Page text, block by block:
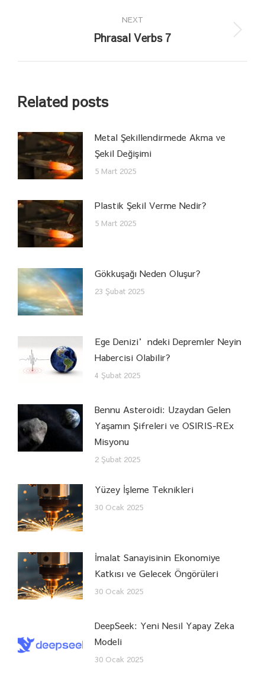
NEXT
Next
Phrasal Verbs 7
Related posts
Metal Şekillendirmede Akma ve
Şekil Değişimi
5 Mart 2025
Plastik Şekil Verme Nedir?
5 Mart 2025
Gökkuşağı Neden Oluşur?
23 Şubat 2025
Ege Denizi’ndeki Depremler Neyin
Habercisi Olabilir?
4 Şubat 2025
Bennu Asteroidi: Uzaydan Gelen
Yaşamın Şifreleri ve OSIRIS-REx
Misyonu
2 Şubat 2025
Yüzey İşleme Teknikleri
30 Ocak 2025
İmalat Sanayisinin Ekonomiye
Katkısı ve Gelecek Öngörüleri
30 Ocak 2025
DeepSeek: Yeni Nesil Yapay Zeka
Modeli
30 Ocak 2025